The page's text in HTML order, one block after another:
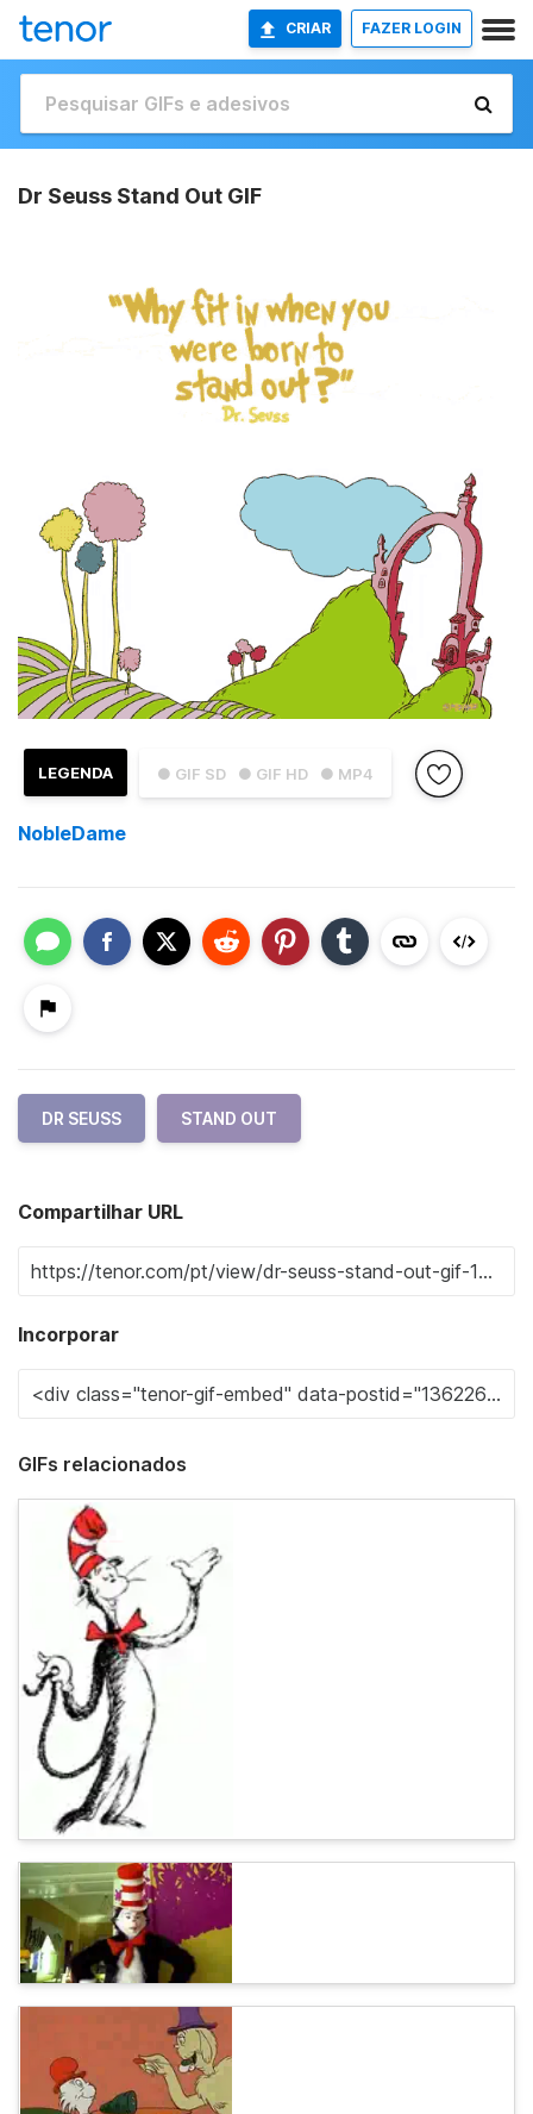
CRIAR FAZER LOGIN
Dr Seuss Stand Out GIF
● GIF SD ● GIF HD ● MP4
LEGENDA
NobleDame
DR SEUSS STAND OUT
Compartilhar URL
Incorporar
GIFs relacionados